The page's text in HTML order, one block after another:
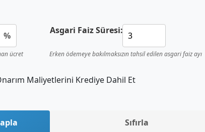
%
ücret
Asgari Faiz Süresi:
Erken ödemeye bakılmaksızın tahsil edilen asgari faiz ayı
Maliyetlerini Krediye Dahil Et
Sıfırla